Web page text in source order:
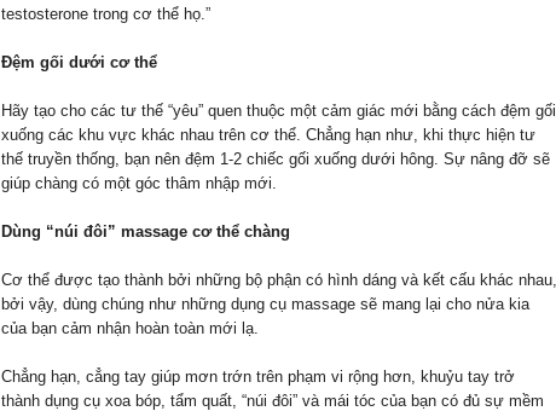
testosterone trong cơ thể họ.”
Đệm gối dưới cơ thể
Hãy tạo cho các tư thế “yêu” quen thuộc một cảm giác mới bằng cách đệm gối
xuống các khu vực khác nhau trên cơ thể. Chẳng hạn như, khi thực hiện tư
thế truyền thống, bạn nên đệm 1-2 chiếc gối xuống dưới hông. Sự nâng đỡ sẽ
giúp chàng có một góc thâm nhập mới.
Dùng “núi đôi” massage cơ thể chàng
Cơ thể được tạo thành bởi những bộ phận có hình dáng và kết cấu khác nhau,
bởi vậy, dùng chúng như những dụng cụ massage sẽ mang lại cho nửa kia
của bạn cảm nhận hoàn toàn mới lạ.
Chẳng hạn, cẳng tay giúp mơn trớn trên phạm vi rộng hơn, khuỷu tay trở
thành dụng cụ xoa bóp, tẩm quất, “núi đôi” và mái tóc của bạn có đủ sự mềm